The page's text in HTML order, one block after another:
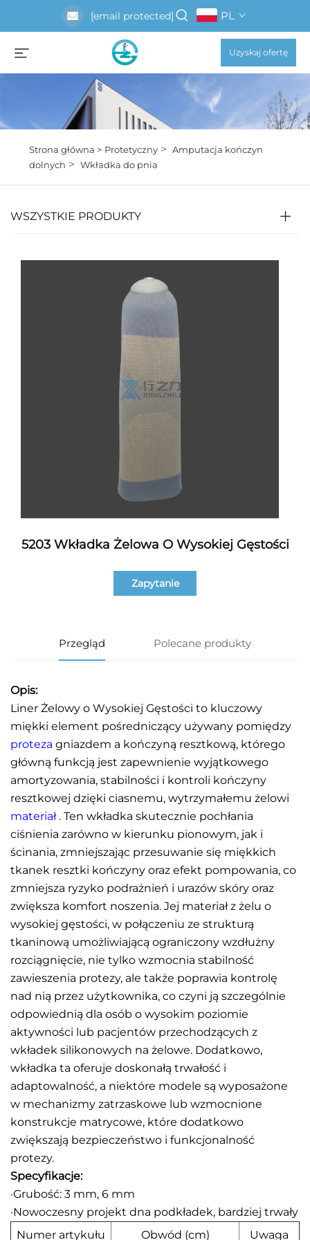
[email protected] PL
Uzyskaj ofertę
Strona główna > Protetyczny> Amputacja kończyn
dolnych > Wkładka do pnia
WSZYSTKIE PRODUKTY
5203 Wkładka Żelowa O Wysokiej Gęstości
Zapytanie
Przegląd Polecane produkty
Opis:
Liner Żelowy o Wysokiej Gęstości to kluczowy
miękki element pośredniczący używany pomiędzy
proteza gniazdem a kończyną resztkową, którego
główną funkcją jest zapewnienie wyjątkowego
amortyzowania, stabilności i kontroli kończyny
resztkowej dzięki ciasnemu, wytrzymałemu żelowi
materiał . Ten wkładka skutecznie pochłania
ciśnienia zarówno w kierunku pionowym, jak i
ścinania, zmniejszając przesuwanie się miękkich
tkanek resztki kończyny oraz efekt pompowania, co
zmniejsza ryzyko podrażnień i urazów skóry oraz
zwiększa komfort noszenia. Jej materiał z żelu o
wysokiej gęstości, w połączeniu ze strukturą
tkaninową umożliwiającą ograniczony wzdłużny
rozciągnięcie, nie tylko wzmocnia stabilność
zawieszenia protezy, ale także poprawia kontrolę
nad nią przez użytkownika, co czyni ją szczególnie
odpowiednią dla osób o wysokim poziomie
aktywności lub pacjentów przechodzących z
wkładek silikonowych na żelowe. Dodatkowo,
wkładka ta oferuje doskonałą trwałość i
adaptowalność, a niektóre modele są wyposażone
w mechanizmy zatrzaskowe lub wzmocnione
konstrukcje matrycowe, które dodatkowo
zwiększają bezpieczeństwo i funkcjonalność
protezy.
Specyfikacje:
·Grubość: 3 mm, 6 mm
·Nowoczesny projekt dna podkładek, bardziej trwały
Numer artykułu
Obwód (cm) Uwaga